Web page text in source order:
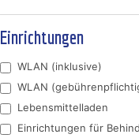
Einrichtungen
WLAN (inklusive)
WLAN
Lebensmittelladen
Einrichtungen für